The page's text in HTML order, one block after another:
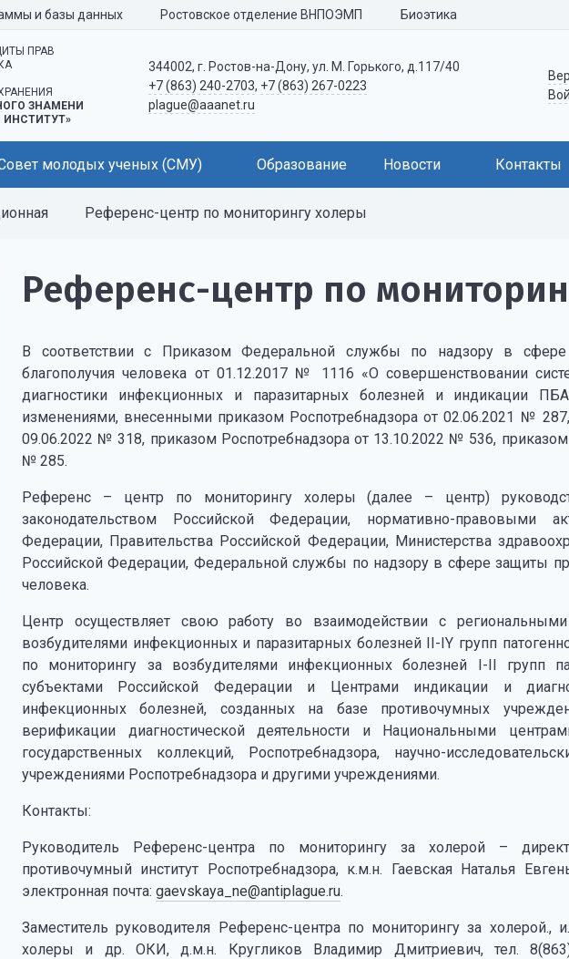
и базы данных Ростовское отделение ВНПОЭМП Биоэтика
ПРАВ
ЗНАМЕНИ
344002, г. Ростов-на-Дону, ул. М. Горького, д.117/40
+7 (863) 240-2703, +7 (863) 267-0223
plague@aaanet.ru
молодых ученых (СМУ) Образование Новости Контакты
Референс-центр по мониторингу холеры
Референс-центр по
В соответствии с Приказом Федеральной службы по надзору в
благополучия человека от 01.12.2017 № 1116 «О совершенствовании
диагностики инфекционных и паразитарных болезней и индикации
изменениями, внесенными приказом Роспотребнадзора от 02.06.2021 №
09.06.2022 № 318, приказом Роспотребнадзора от 13.10.2022 № 536,
№ 285.
Референс – центр по мониторингу холеры (далее – центр)
законодательством Российской Федерации, нормативно-правовыми
Федерации, Правительства Российской Федерации, Министерства
Российской Федерации, Федеральной службы по надзору в сфере защиты
человека.
Центр осуществляет свою работу во взаимодействии с
возбудителями инфекционных и паразитарных болезней II-IY групп
по мониторингу за возбудителями инфекционных болезней I-II групп
субъектами Российской Федерации и Центрами индикации и
инфекционных болезней, созданных на базе противочумных
верификации диагностической деятельности и Национальными
государственных коллекций, Роспотребнадзора, научно-
учреждениями Роспотребнадзора и другими учреждениями.
Контакты:
Руководитель Референс-центра по мониторингу за холерой –
противочумный институт Роспотребнадзора, к.м.н. Гаевская Наталья
электронная почта: gaevskaya_ne@antiplague.ru.
Заместитель руководителя Референс-центра по мониторингу за холерой.,
холеры и др. ОКИ, д.м.н. Кругликов Владимир Дмитриевич, тел.